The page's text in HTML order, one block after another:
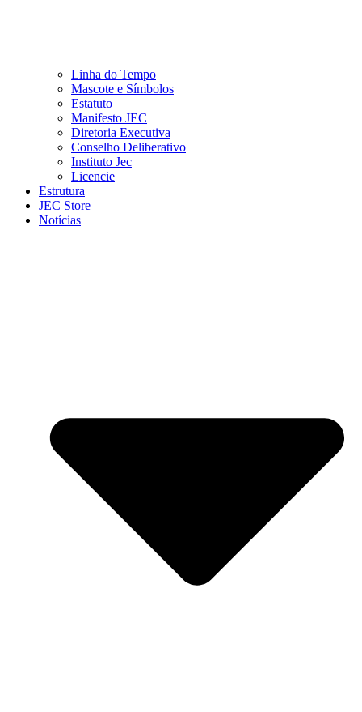
Linha do Tempo
Mascote e Símbolos
Estatuto
Manifesto JEC
Diretoria Executiva
Conselho Deliberativo
Instituto Jec
Licencie
Estrutura
JEC Store
Notícias